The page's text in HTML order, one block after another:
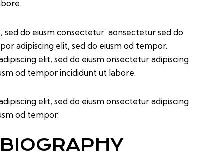
sed do eiusm consectetur aonsectetur sed do
adipiscing elit, sed do eiusm od tempor.
elit, sed do eiusm onsectetur adipiscing
od tempor incididunt ut labore.
elit, sed do eiusm onsectetur adipiscing
od tempor.
BIOGRAPHY